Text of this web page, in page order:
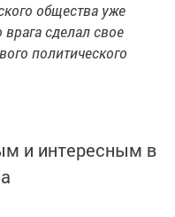
общества уже
сделал свое
политического
и интересным в